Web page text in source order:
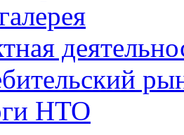
НТО